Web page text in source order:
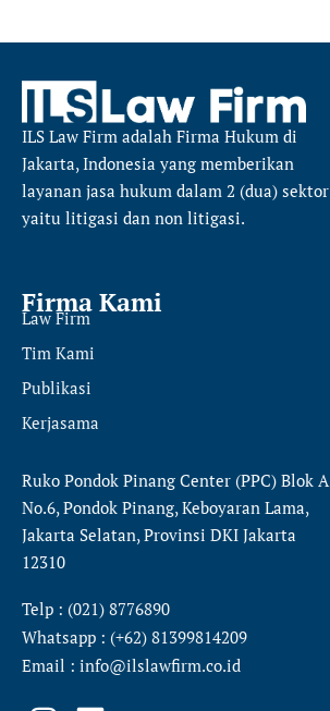
ILS Law Firm adalah Firma Hukum di
Jakarta, Indonesia yang memberikan
layanan jasa hukum dalam 2 (dua) sektor
yaitu litigasi dan non litigasi.
Firma Kami
Law Firm
Tim Kami
Publikasi
Kerjasama
Ruko Pondok Pinang Center (PPC) Blok A
No.6, Pondok Pinang, Keboyaran Lama,
Jakarta Selatan, Provinsi DKI Jakarta
12310
Telp : (021) 8776890
Whatsapp : (+62) 81399814209
Email : info@ilslawfirm.co.id